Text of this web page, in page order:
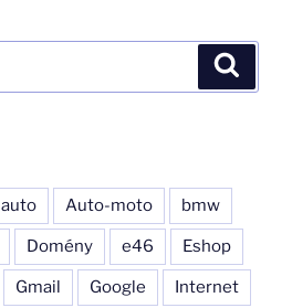
auto Auto-moto bmw
Domény e46 Eshop
Gmail Google Internet